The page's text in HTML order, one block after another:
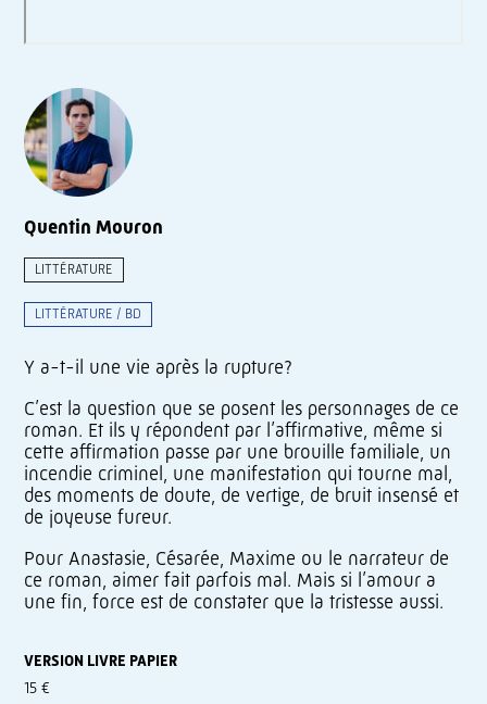
Quentin Mouron
LITTÉRATURE
LITTÉRATURE / BD
Y a-t-il une vie après la rupture?
C’est la question que se posent les personnages de ce
roman. Et ils y répondent par l’affirmative, même si
cette affirmation passe par une brouille familiale, un
incendie criminel, une manifestation qui tourne mal,
des moments de doute, de vertige, de bruit insensé et
de joyeuse fureur.
Pour Anastasie, Césarée, Maxime ou le narrateur de
ce roman, aimer fait parfois mal. Mais si l’amour a
une fin, force est de constater que la tristesse aussi.
VERSION LIVRE PAPIER
15 €